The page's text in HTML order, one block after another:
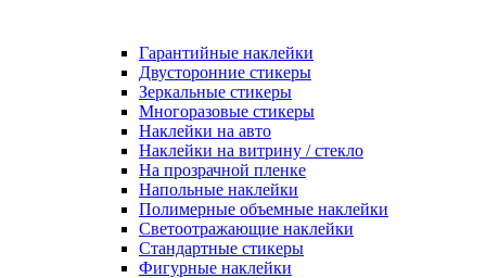
Гарантийные наклейки
Двусторонние стикеры
Зеркальные стикеры
Многоразовые стикеры
Наклейки на авто
Наклейки на витрину / стекло
На прозрачной пленке
Напольные наклейки
Полимерные объемные наклейки
Светоотражающие наклейки
Стандартные стикеры
Фигурные наклейки